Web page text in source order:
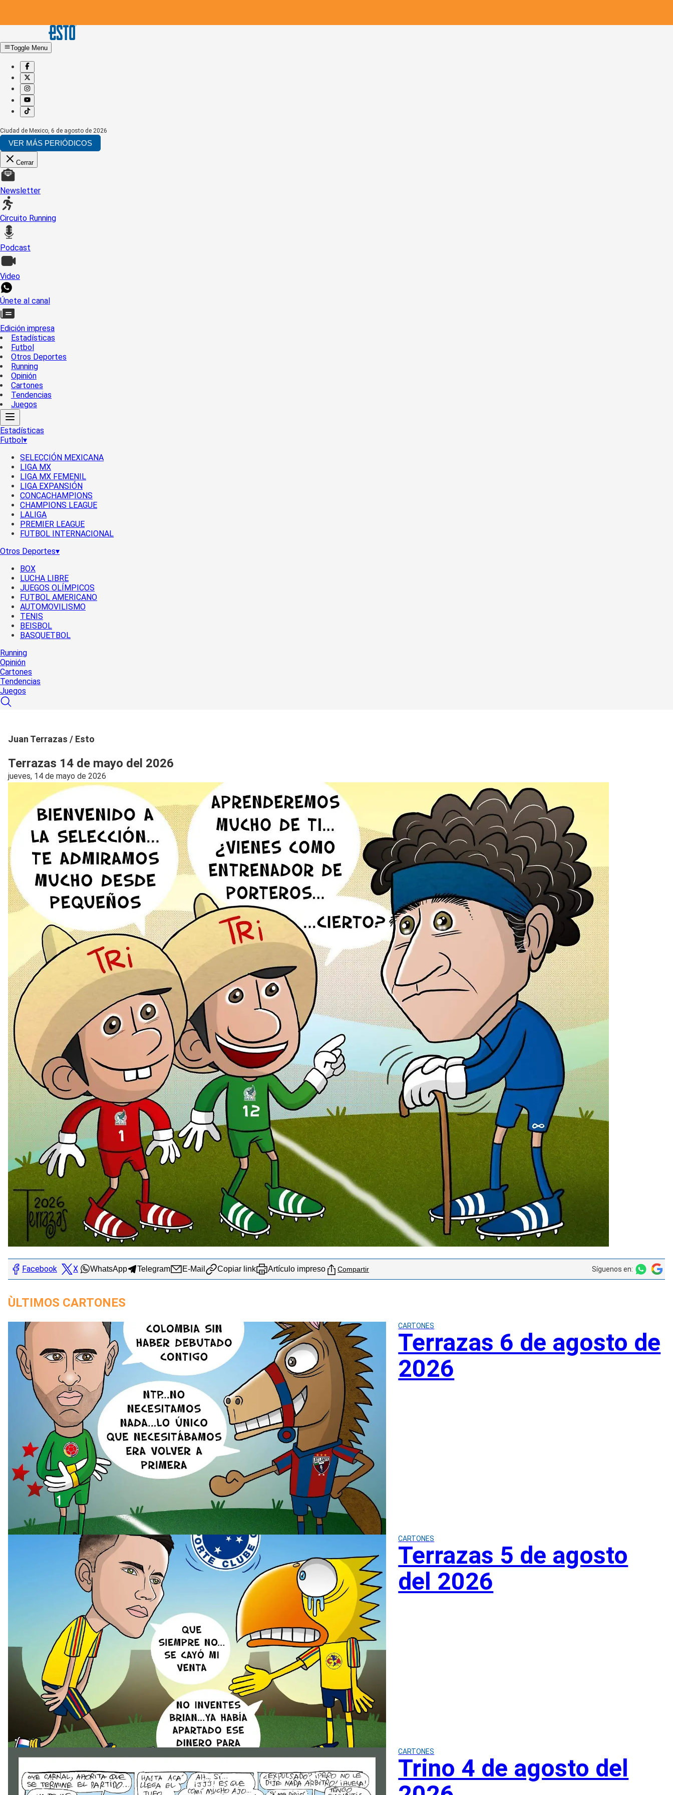
Toggle Menu
Ciudad de Mexico, 6 de agosto de 2026
VER MÁS PERIÓDICOS
Cerrar
Newsletter
Circuito Running
Podcast
Video
Únete al canal
Edición impresa
Estadísticas
Futbol
Otros Deportes
Running
Opinión
Cartones
Tendencias
Juegos
Estadísticas
Futbol▾
SELECCIÓN MEXICANA
LIGA MX
LIGA MX FEMENIL
LIGA EXPANSIÓN
CONCACHAMPIONS
CHAMPIONS LEAGUE
LALIGA
PREMIER LEAGUE
FUTBOL INTERNACIONAL
Otros Deportes▾
BOX
LUCHA LIBRE
JUEGOS OLÍMPICOS
FUTBOL AMERICANO
AUTOMOVILISMO
TENIS
BEISBOL
BASQUETBOL
Running
Opinión
Cartones
Tendencias
Juegos
Juan Terrazas / Esto
Terrazas 14 de mayo del 2026
jueves, 14 de mayo de 2026
Facebook X WhatsApp Telegram E-Mail Copiar link Artículo impreso Compartir Síguenos en:
ÙLTIMOS CARTONES
CARTONES
Terrazas 6 de agosto de
2026
CARTONES
Terrazas 5 de agosto
del 2026
CARTONES
Trino 4 de agosto del